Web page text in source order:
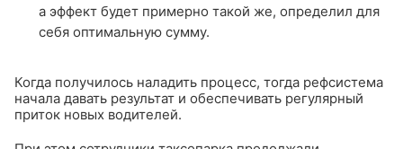
а эффект будет примерно такой же, определил для
себя оптимальную сумму.
Когда получилось наладить процесс, тогда рефсистема
начала давать результат и обеспечивать регулярный
приток новых водителей.